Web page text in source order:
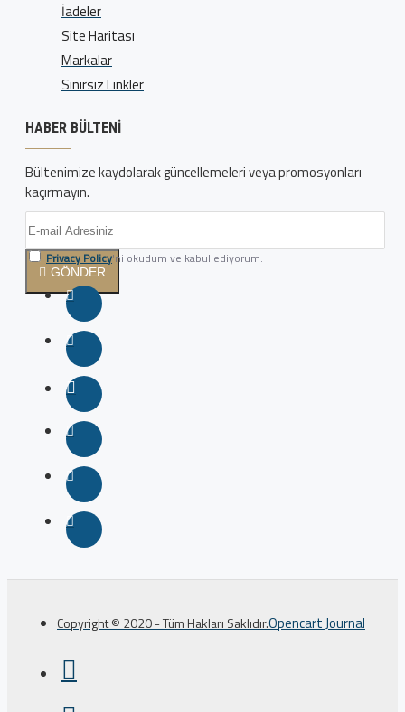
İadeler
Site Haritası
Markalar
Sınırsız Linkler
HABER BÜLTENI
Bültenimize kaydolarak güncellemeleri veya promosyonları
kaçırmayın.
GÖNDER
Privacy Policy'ni okudum ve kabul ediyorum.
Copyright © 2020 - Tüm Hakları Saklıdır.Opencart Journal